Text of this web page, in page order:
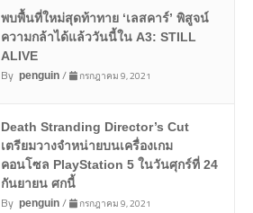
พบพื้นที่ใหม่สุดท้าทาย ‘เลสคาร์’ พิสูจน์
ความกล้าได้แล้ววันนี้ใน A3: STILL
ALIVE
By penguin/ กรกฎาคม 9, 2021
Death Stranding Director’s Cut
เตรียมวางจำหน่ายบนเครื่องเกม
คอนโซล PlayStation 5 ในวันศุกร์ที่ 24
กันยายน ศกนี้
By penguin/ กรกฎาคม 9, 2021